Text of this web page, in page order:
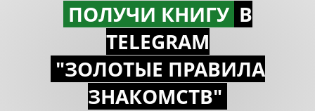
ПОЛУЧИ КНИГУ В
TELEGRAM
"ЗОЛОТЫЕ ПРАВИЛА
ЗНАКОМСTВ"